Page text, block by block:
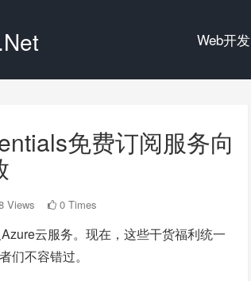
Web开发
免费订阅服务向
Views 0 Times
云服务。现在，这些干货福利统一
不容错过。